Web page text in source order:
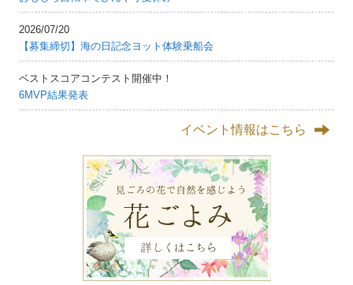
2026/07/20
【募集締切】海の日記念ヨット体験乗船会
ベストスコアコンテスト開催中！
6MVP結果発表
イベント情報はこちら